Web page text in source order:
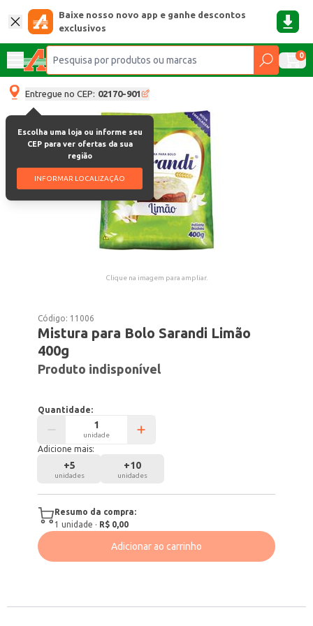
Baixe nosso novo app e ganhe descontos
exclusivos
0
Entregue no CEP: 02170-901
Escolha uma loja ou informe seu
CEP para ver ofertas da sua
região
INFORMAR LOCALIZAÇÃO
Clique na imagem para ampliar.
Código: 11006
Mistura para Bolo Sarandi Limão
400g
Produto indisponível
Quantidade:
unidade
Adicione mais:
+5
unidades
+10
unidades
Resumo da compra:
1 unidade · R$ 0,00
Adicionar ao carrinho